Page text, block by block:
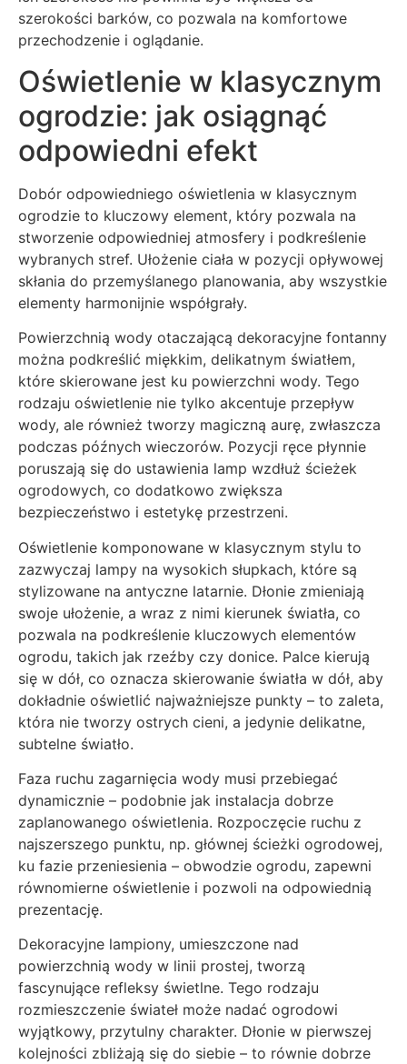
szerokości barków, co pozwala na komfortowe
przechodzenie i oglądanie.
Oświetlenie w klasycznym
ogrodzie: jak osiągnąć
odpowiedni efekt
Dobór odpowiedniego oświetlenia w klasycznym
ogrodzie to kluczowy element, który pozwala na
stworzenie odpowiedniej atmosfery i podkreślenie
wybranych stref. Ułożenie ciała w pozycji opływowej
skłania do przemyślanego planowania, aby wszystkie
elementy harmonijnie współgrały.
Powierzchnią wody otaczającą dekoracyjne fontanny
można podkreślić miękkim, delikatnym światłem,
które skierowane jest ku powierzchni wody. Tego
rodzaju oświetlenie nie tylko akcentuje przepływ
wody, ale również tworzy magiczną aurę, zwłaszcza
podczas późnych wieczorów. Pozycji ręce płynnie
poruszają się do ustawienia lamp wzdłuż ścieżek
ogrodowych, co dodatkowo zwiększa
bezpieczeństwo i estetykę przestrzeni.
Oświetlenie komponowane w klasycznym stylu to
zazwyczaj lampy na wysokich słupkach, które są
stylizowane na antyczne latarnie. Dłonie zmieniają
swoje ułożenie, a wraz z nimi kierunek światła, co
pozwala na podkreślenie kluczowych elementów
ogrodu, takich jak rzeźby czy donice. Palce kierują
się w dół, co oznacza skierowanie światła w dół, aby
dokładnie oświetlić najważniejsze punkty – to zaleta,
która nie tworzy ostrych cieni, a jedynie delikatne,
subtelne światło.
Faza ruchu zagarnięcia wody musi przebiegać
dynamicznie – podobnie jak instalacja dobrze
zaplanowanego oświetlenia. Rozpoczęcie ruchu z
najszerszego punktu, np. głównej ścieżki ogrodowej,
ku fazie przeniesienia – obwodzie ogrodu, zapewni
równomierne oświetlenie i pozwoli na odpowiednią
prezentację.
Dekoracyjne lampiony, umieszczone nad
powierzchnią wody w linii prostej, tworzą
fascynujące refleksy świetlne. Tego rodzaju
rozmieszczenie świateł może nadać ogrodowi
wyjątkowy, przytulny charakter. Dłonie w pierwszej
kolejności zbliżają się do siebie – to równie dobrze